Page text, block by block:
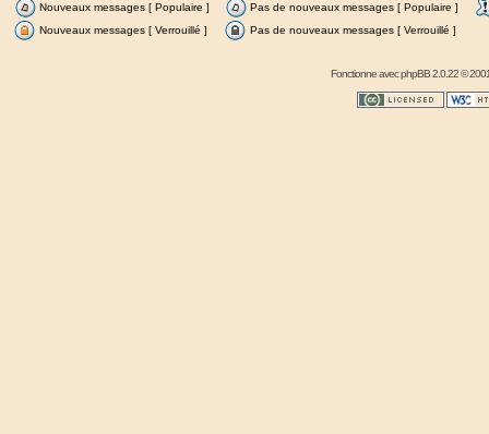
Nouveaux messages [ Populaire ]
Pas de nouveaux messages [ Populaire ]
Nouveaux messages [ Verrouillé ]
Pas de nouveaux messages [ Verrouillé ]
Fonctionne avecphpBB2.0.22 ©